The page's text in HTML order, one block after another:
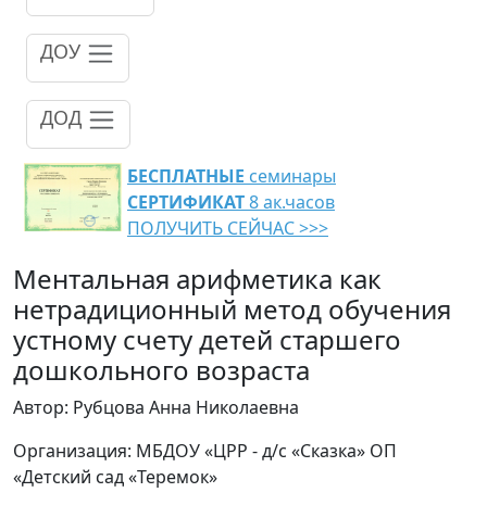
ДОУ
ДОД
БЕСПЛАТНЫЕ семинары
СЕРТИФИКАТ8 ак.часов
ПОЛУЧИТЬ СЕЙЧАС >>>
Ментальная арифметика как
нетрадиционный метод обучения
устному счету детей старшего
дошкольного возраста
Автор: Рубцова Анна Николаевна
Организация: МБДОУ «ЦРР - д/с «Сказка» ОП
«Детский сад «Теремок»